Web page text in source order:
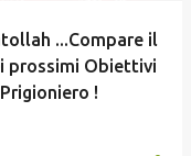
...Compare il
prossimi Obiettivi
!